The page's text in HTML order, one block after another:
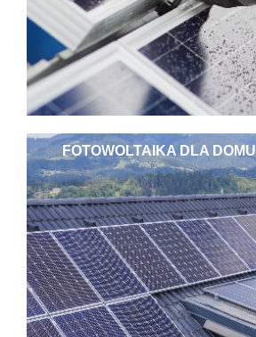
FOTOWOLTAIKA DLA DOMU